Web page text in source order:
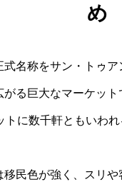
め
名称をサン・トゥ
がる巨大なマーケッ
トに数千軒ともいわ
民色が強く、スリ